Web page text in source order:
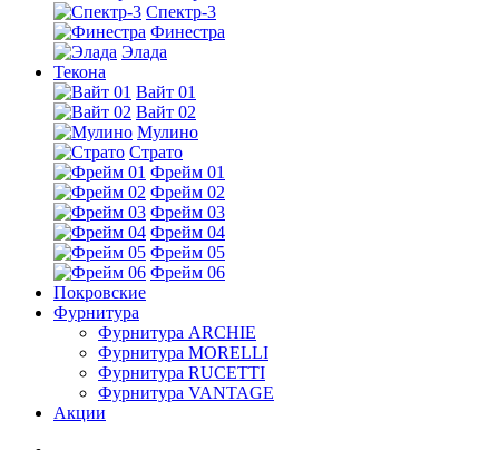
Спектр-3
Финестра
Элада
Текона
Вайт 01
Вайт 02
Мулино
Страто
Фрейм 01
Фрейм 02
Фрейм 03
Фрейм 04
Фрейм 05
Фрейм 06
Покровские
Фурнитура
Фурнитура ARCHIE
Фурнитура MORELLI
Фурнитура RUCETTI
Фурнитура VANTAGE
Акции